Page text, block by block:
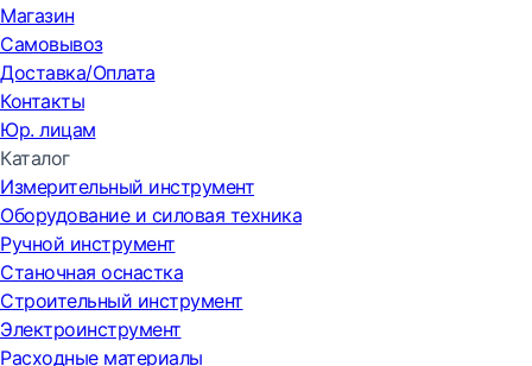
Магазин
Самовывоз
Доставка/Оплата
Контакты
Юр. лицам
Каталог
Измерительный инструмент
Оборудование и силовая техника
Ручной инструмент
Станочная оснастка
Строительный инструмент
Электроинструмент
Расходные материалы